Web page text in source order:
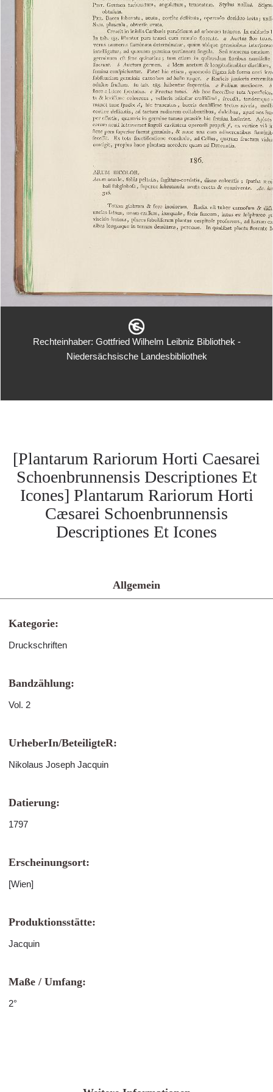
Rechteinhaber: Gottfried Wilhelm Leibniz Bibliothek -
Niedersächsische Landesbibliothek
[Plantarum Rariorum Horti Caesarei
Schoenbrunnensis Descriptiones Et
Icones] Plantarum Rariorum Horti
Cæsarei Schoenbrunnensis
Descriptiones Et Icones
Allgemein
Kategorie:
Druckschriften
Bandzählung:
Vol. 2
UrheberIn/BeteiligteR:
Nikolaus Joseph Jacquin
Datierung:
1797
Erscheinungsort:
[Wien]
Produktionsstätte:
Jacquin
Maße / Umfang:
2°